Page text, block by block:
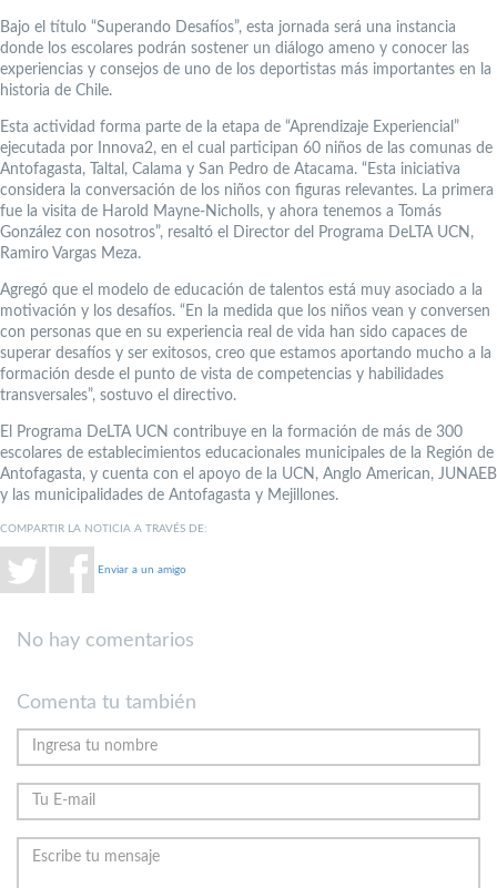
Bajo el título “Superando Desafíos”, esta jornada será una instancia
donde los escolares podrán sostener un diálogo ameno y conocer las
experiencias y consejos de uno de los deportistas más importantes en la
historia de Chile.
Esta actividad forma parte de la etapa de “Aprendizaje Experiencial”
ejecutada por Innova2, en el cual participan 60 niños de las comunas de
Antofagasta, Taltal, Calama y San Pedro de Atacama. “Esta iniciativa
considera la conversación de los niños con figuras relevantes. La primera
fue la visita de Harold Mayne-Nicholls, y ahora tenemos a Tomás
González con nosotros”, resaltó el Director del Programa DeLTA UCN,
Ramiro Vargas Meza.
Agregó que el modelo de educación de talentos está muy asociado a la
motivación y los desafíos. “En la medida que los niños vean y conversen
con personas que en su experiencia real de vida han sido capaces de
superar desafíos y ser exitosos, creo que estamos aportando mucho a la
formación desde el punto de vista de competencias y habilidades
transversales”, sostuvo el directivo.
El Programa DeLTA UCN contribuye en la formación de más de 300
escolares de establecimientos educacionales municipales de la Región de
Antofagasta, y cuenta con el apoyo de la UCN, Anglo American, JUNAEB
y las municipalidades de Antofagasta y Mejillones.
COMPARTIR LA NOTICIA A TRAVÉS DE:
Enviar a un amigo
No hay comentarios
Comenta tu también